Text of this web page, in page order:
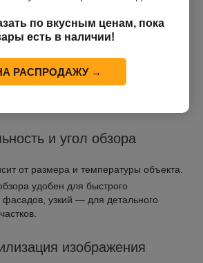
(NETD)
разницу температур, которую
и скрытой влаги.
и угол обзора
от размера и температуры объекта.
удобен для быстрого
узкий — для детального
изображения
по вкусным ценам, пока
есть в наличии!
РАСПРОДАЖУ →